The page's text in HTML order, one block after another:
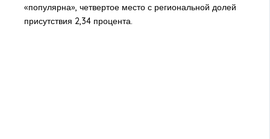
«популярна», четвертое место с региональной долей
присутствия 2,34 процента.